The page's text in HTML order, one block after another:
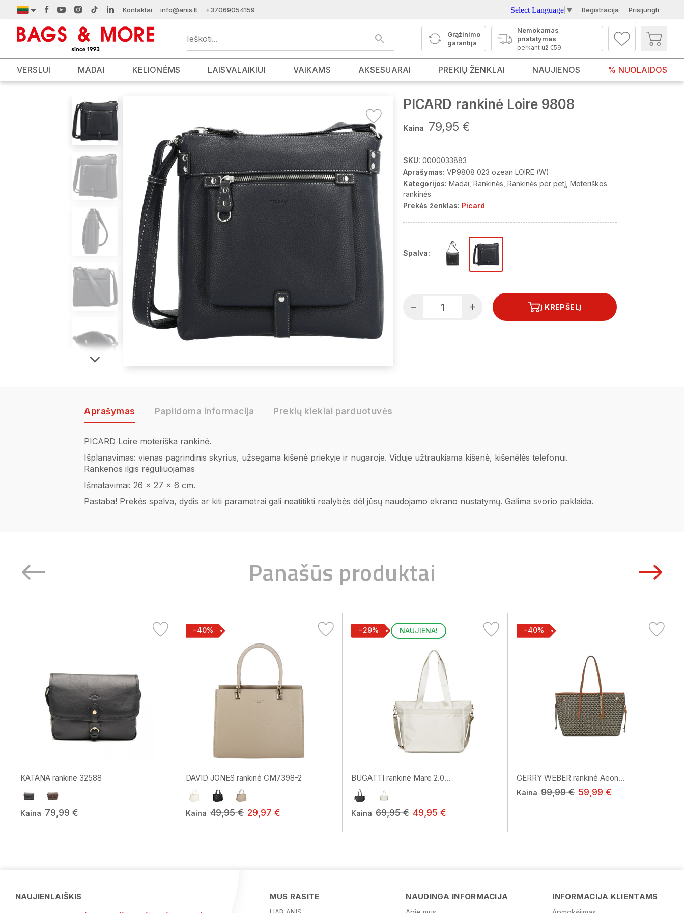
Kontaktai info@anis.lt +37069054159 Select Language ▼ Registracija Prisijungti
Grąžinimo
garantija
Nemokamas
pristatymas
perkant už €59
VERSLUI MADAI KELIONĖMS LAISVALAIKIUI VAIKAMS AKSESUARAI PREKIŲ ŽENKLAI NAUJIENOS % NUOLAIDOS
PICARD rankinė Loire 9808
Kaina 79,95 €
SKU: 0000033883
Aprašymas: VP9808 023 ozean LOIRE (W)
Kategorijos: Madai Rankinės Rankinės per petį Moteriškos
rankinės
Prekės ženklas: Picard
Spalva:
Į KREPŠELĮ
Aprašymas Papildoma informacija Prekių kiekiai parduotuvės
PICARD Loire moteriška rankinė.
Išplanavimas: vienas pagrindinis skyrius, užsegama kišenė priekyje ir nugaroje. Viduje užtraukiama kišenė, kišenėlės telefonui.
Rankenos ilgis reguliuojamas
Išmatavimai: 26 x 27 x 6 cm.
Pastaba! Prekės spalva, dydis ar kiti parametrai gali neatitikti realybės dėl jūsų naudojamo ekrano nustatymų. Galima svorio paklaida.
Panašūs produktai
KATANA rankinė 32588
Kaina 79,99 €
−40%
DAVID JONES rankinė CM7398-2
Kaina 49,95 € 29,97 €
−29% NAUJIENA!
BUGATTI rankinė Mare 2.0...
Kaina 69,95 € 49,95 €
−40%
GERRY WEBER rankinė Aeon...
Kaina 99,99 € 59,99 €
NAUJIENLAIŠKIS MUS RASITE NAUDINGA INFORMACIJA INFORMACIJA KLIENTAMS